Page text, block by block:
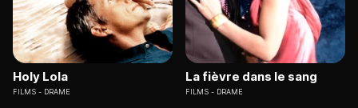
Holy Lola
FILMS DRAME
La fièvre dans le sang
FILMS DRAME